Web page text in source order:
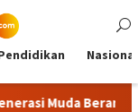
Nasional
Bersuara dan